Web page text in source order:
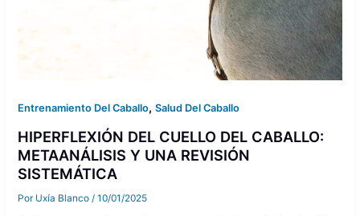
Entrenamiento Del Caballo,Salud Del Caballo
HIPERFLEXIÓN DEL CUELLO DEL CABALLO:
METAANÁLISIS Y UNA REVISIÓN
SISTEMÁTICA
Por Uxía Blanco/10/01/2025